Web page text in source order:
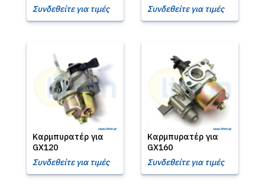
Συνδεθείτε για τιμές
Συνδεθείτε για τιμές
Καρμπυρατέρ για
GX120
Συνδεθείτε για τιμές
Καρμπυρατέρ για
GX160
Συνδεθείτε για τιμές